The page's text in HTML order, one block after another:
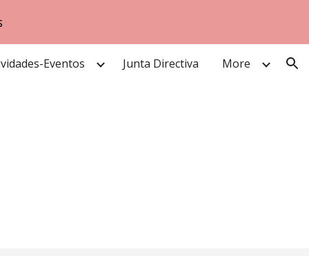
Eventos Junta Directiva More